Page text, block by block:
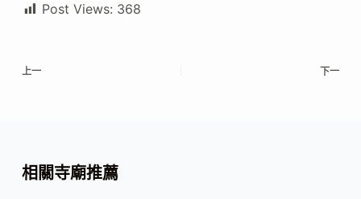
Post Views: 368
上一 下一
相關寺廟推薦